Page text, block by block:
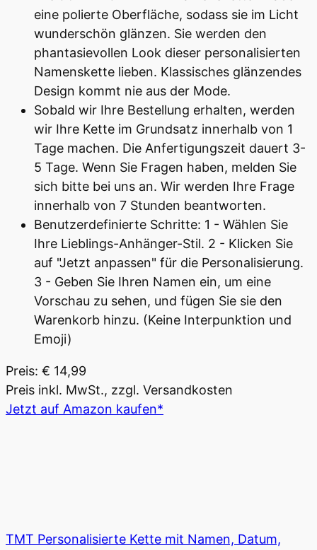
eine polierte Oberfläche, sodass sie im Licht
wunderschön glänzen. Sie werden den
phantasievollen Look dieser personalisierten
Namenskette lieben. Klassisches glänzendes
Design kommt nie aus der Mode.
Sobald wir Ihre Bestellung erhalten, werden
wir Ihre Kette im Grundsatz innerhalb von 1
Tage machen. Die Anfertigungszeit dauert 3-
5 Tage. Wenn Sie Fragen haben, melden Sie
sich bitte bei uns an. Wir werden Ihre Frage
innerhalb von 7 Stunden beantworten.
Benutzerdefinierte Schritte: 1 - Wählen Sie
Ihre Lieblings-Anhänger-Stil. 2 - Klicken Sie
auf "Jetzt anpassen" für die Personalisierung.
3 - Geben Sie Ihren Namen ein, um eine
Vorschau zu sehen, und fügen Sie sie den
Warenkorb hinzu. (Keine Interpunktion und
Emoji)
Preis: € 14,99
Preis inkl. MwSt., zzgl. Versandkosten
Jetzt auf Amazon kaufen*
TMT Personalisierte Kette mit Namen, Datum,